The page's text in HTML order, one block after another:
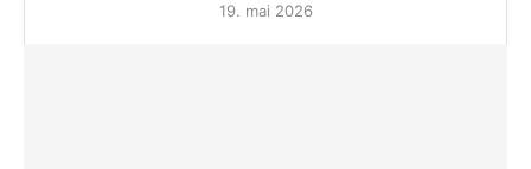
19. mai 2026